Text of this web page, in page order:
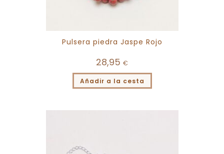
Pulsera piedra Jaspe Rojo
28,95 €
Añadir a la cesta